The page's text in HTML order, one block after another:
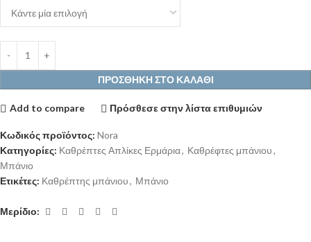
ΠΡΟΣΘΉΚΗ ΣΤΟ ΚΑΛΆΘΙ
Add to compare Πρόσθεσε στην λίστα επιθυμιών
Κωδικός προϊόντος: Nora
Κατηγορίες: Καθρέπτες Απλίκες Ερμάρια, Καθρέφτες μπάνιου,
Μπάνιο
Ετικέτες: Καθρέπτης μπάνιου, Μπάνιο
Μερίδιο: